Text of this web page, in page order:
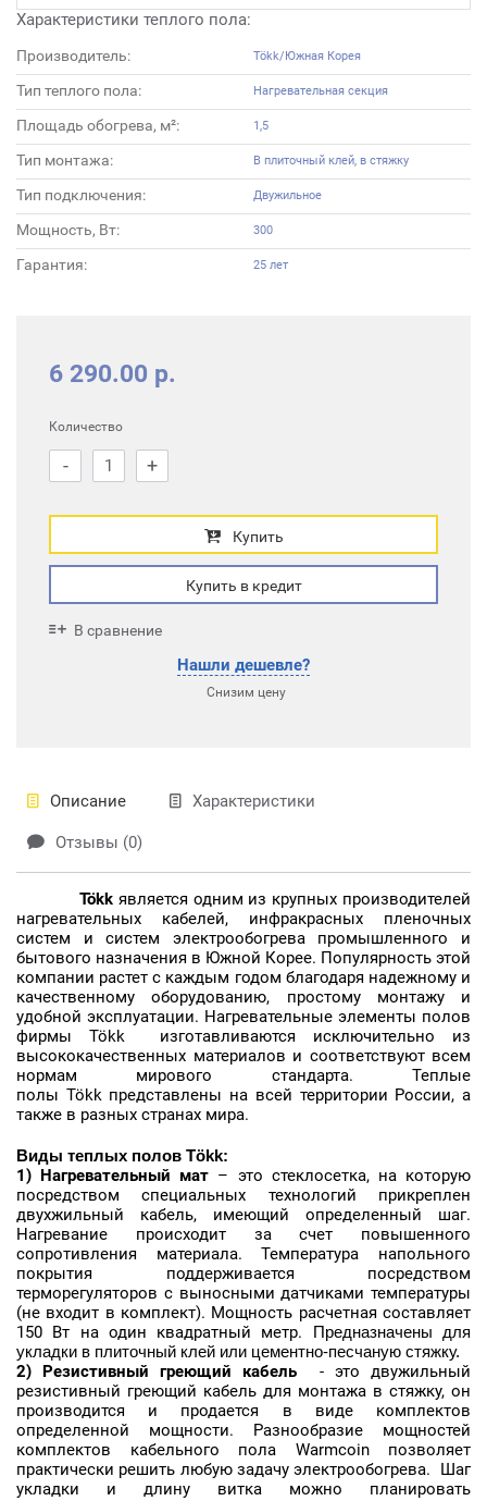
Характеристики теплого пола:
Производитель: Tökk/Южная Корея
Тип теплого пола: Нагревательная секция
Площадь обогрева, м²: 1,5
Тип монтажа: В плиточный клей, в стяжку
Тип подключения: Двужильное
Мощность, Вт: 300
Гарантия: 25 лет
6 290.00 р.
Количество
- +
Купить
Купить в кредит
В сравнение
Нашли дешевле?
Снизим цену
Описание Характеристики
Отзывы (0)
Tökkявляется одним из крупных производителей
нагревательных кабелей, инфракрасных пленочных
систем и систем электрообогрева промышленного и
бытового назначения в Южной Корее. Популярность этой
компании растет с каждым годом благодаря надежному и
качественному оборудованию, простому монтажу и
удобной эксплуатации. Нагревательные элементы полов
фирмы Tökk изготавливаются исключительно из
высококачественных материалов и соответствуют всем
нормам мирового стандарта. Теплые
полы Tökk представлены на всей территории России, а
также в разных странах мира.
Виды теплых полов Tökk:
1) Нагревательный мат – это стеклосетка, на которую
посредством специальных технологий прикреплен
двухжильный кабель, имеющий определенный шаг.
Нагревание происходит за счет повышенного
сопротивления материала. Температура напольного
покрытия поддерживается посредством
терморегуляторов с выносными датчиками температуры
(не входит в комплект). Мощность расчетная составляет
150 Вт на один квадратный метр.
Предназначены для
укладки в плиточный клей или цементно-песчаную стяжку.
2) Резистивный греющий кабель
- это двужильный
резистивный греющий кабель для монтажа в стяжку, он
производится и продается в виде комплектов
определенной мощности. Разнообразие мощностей
комплектов кабельного пола Warmcoin позволяет
практически решить любую задачу электрообогрева. Шаг
укладки и длину витка можно планировать